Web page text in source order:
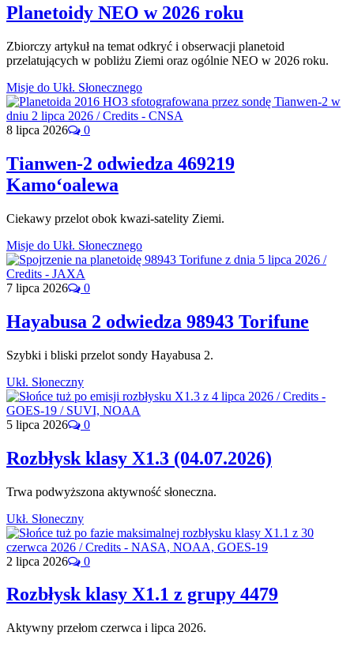
Planetoidy NEO w 2026 roku
Zbiorczy artykuł na temat odkryć i obserwacji planetoid
przelatujących w pobliżu Ziemi oraz ogólnie NEO w 2026 roku.
Misje do Ukł. Słonecznego
8 lipca 2026 0
Tianwen-2 odwiedza 469219
Kamoʻoalewa
Ciekawy przelot obok kwazi-satelity Ziemi.
Misje do Ukł. Słonecznego
7 lipca 2026 0
Hayabusa 2 odwiedza 98943 Torifune
Szybki i bliski przelot sondy Hayabusa 2.
Ukł. Słoneczny
5 lipca 2026 0
Rozbłysk klasy X1.3 (04.07.2026)
Trwa podwyższona aktywność słoneczna.
Ukł. Słoneczny
2 lipca 2026 0
Rozbłysk klasy X1.1 z grupy 4479
Aktywny przełom czerwca i lipca 2026.